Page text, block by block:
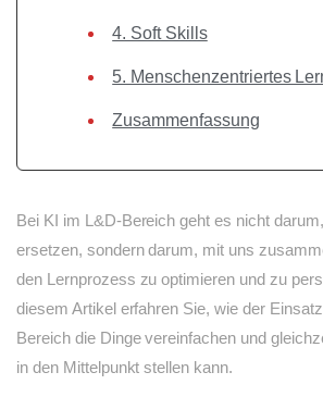
4. Soft Skills
5. Menschenzentriertes
Zusammenfassung
Bei KI im L&D-Bereich geht es nicht
ersetzen, sondern darum, mit uns
den Lernprozess zu optimieren und zu
diesem Artikel erfahren Sie, wie der
Bereich die Dinge vereinfachen und
in den Mittelpunkt stellen kann.